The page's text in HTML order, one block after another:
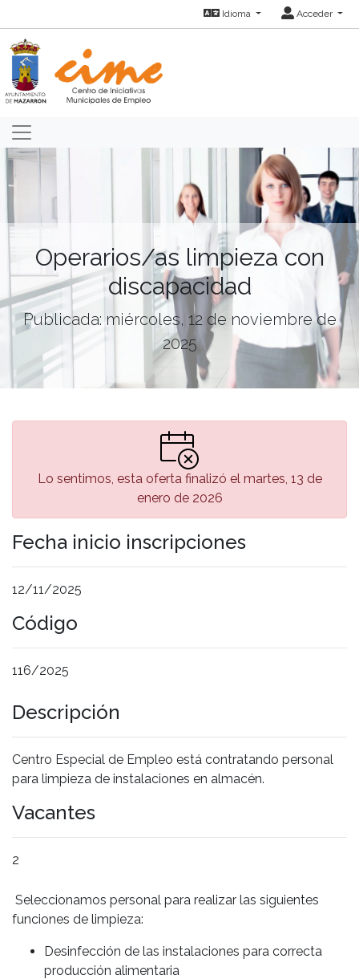
Idioma Acceder
Operarios/as limpieza con
discapacidad
Publicada: miércoles, 12 de noviembre de
2025
Lo sentimos, esta oferta finalizó el martes, 13 de
enero de 2026
Fecha inicio inscripciones
12/11/2025
Código
116/2025
Descripción
Centro Especial de Empleo está contratando personal
para limpieza de instalaciones en almacén.
Vacantes
2
Seleccionamos personal para realizar las siguientes
funciones de limpieza:
Desinfección de las instalaciones para correcta
producción alimentaria